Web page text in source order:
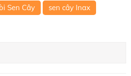
Sen Cây
sen cây Inax